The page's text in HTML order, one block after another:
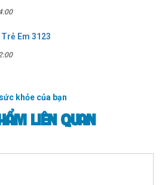
Em 3123
khỏe của bạn
LIÊN QUAN